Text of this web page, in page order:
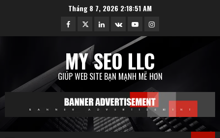
Tháng 8 7, 2026 2:18:52 AM
Facebook
TwitterLinkedin
VK YoutubeInstagram
MY SEO LLC
GIÚP WEB SITE BẠN MẠNH MẼ HƠN